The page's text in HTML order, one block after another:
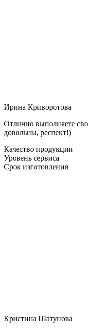
Ирина Криворотова
Отлично выполняете
довольны, респект!)
Качество продукции
Уровень сервиса
Срок изготовления
Кристина Шатунова